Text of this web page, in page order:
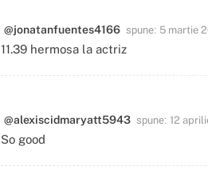
@jonatanfuentes4166 spune: 5 martie
11.39 hermosa la actriz
@alexiscidmaryatt5943 spune: 12
So good